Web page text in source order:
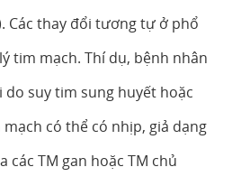
Các thay đổi tương tự ở phổ
tim mạch. Thí dụ, bệnh nhân
suy tim sung huyết hoặc
có thể có nhịp, giả dạng
các TM gan hoặc TM chủ